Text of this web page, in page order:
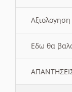
Εδω θα